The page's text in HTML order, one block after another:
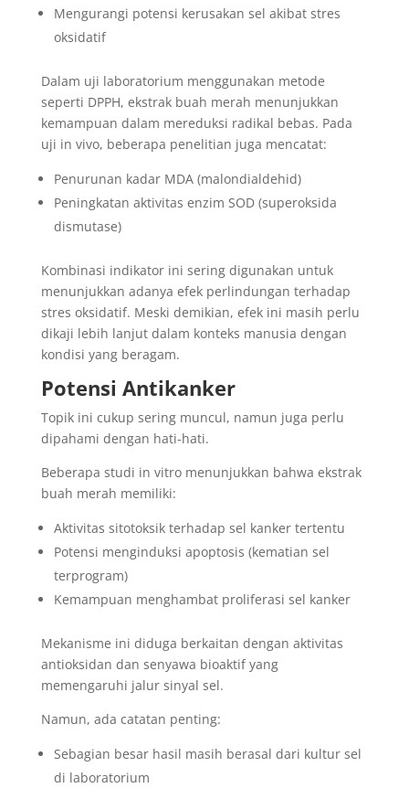
Mengurangi potensi kerusakan sel akibat stres
oksidatif
Dalam uji laboratorium menggunakan metode
seperti DPPH, ekstrak buah merah menunjukkan
kemampuan dalam mereduksi radikal bebas. Pada
uji in vivo, beberapa penelitian juga mencatat:
Penurunan kadar MDA (malondialdehid)
Peningkatan aktivitas enzim SOD (superoksida
dismutase)
Kombinasi indikator ini sering digunakan untuk
menunjukkan adanya efek perlindungan terhadap
stres oksidatif. Meski demikian, efek ini masih perlu
dikaji lebih lanjut dalam konteks manusia dengan
kondisi yang beragam.
Potensi Antikanker
Topik ini cukup sering muncul, namun juga perlu
dipahami dengan hati-hati.
Beberapa studi in vitro menunjukkan bahwa ekstrak
buah merah memiliki:
Aktivitas sitotoksik terhadap sel kanker tertentu
Potensi menginduksi apoptosis (kematian sel
terprogram)
Kemampuan menghambat proliferasi sel kanker
Mekanisme ini diduga berkaitan dengan aktivitas
antioksidan dan senyawa bioaktif yang
memengaruhi jalur sinyal sel.
Namun, ada catatan penting:
Sebagian besar hasil masih berasal dari kultur sel
di laboratorium